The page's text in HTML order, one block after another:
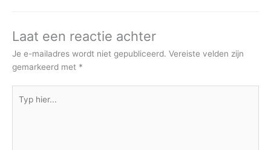
Laat een reactie achter
Je e-mailadres wordt niet gepubliceerd. Vereiste velden zijn
gemarkeerd met *
hier...